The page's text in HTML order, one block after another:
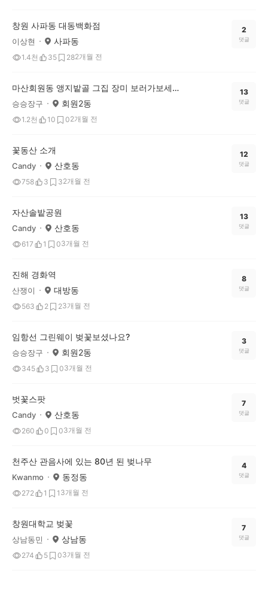
창원 사파동 대동백화점
이상현 사파동
1.4천 35 282개월 전
2
댓글
마산회원동 앵지밭골 그집 장미 보러가보세요^^
승승장구 회원2동
1.2천 10 02개월 전
13
댓글
꽃동산 소개
Candy 산호동
758 3 32개월 전
12
댓글
자산솔밭공원
Candy 산호동
617 1 03개월 전
13
댓글
진해 경화역
산쟁이 대방동
563 2 23개월 전
8
댓글
임항선 그린웨이 벚꽃보셨나요?
승승장구 회원2동
345 3 03개월 전
3
댓글
벗꽃스팟
Candy 산호동
260 0 03개월 전
7
댓글
천주산 관음사에 있는 80년 된 벚나무
Kwanmo 동정동
272 1 1 3개월 전
4
댓글
창원대학교 벚꽃
상남동민 상남동
274 5 03개월 전
7
댓글